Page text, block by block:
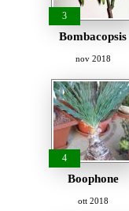
3
Bombacopsis
nov 2018
4
Boophone
ott 2018